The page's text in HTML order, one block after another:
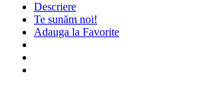
Descriere
Te sunăm noi!
Adauga la Favorite